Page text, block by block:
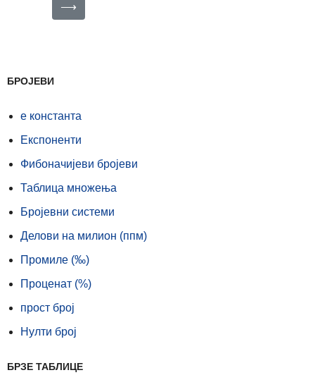
⟶
БРОЈЕВИ
е константа
Експоненти
Фибоначијеви бројеви
Таблица множења
Бројевни системи
Делови на милион (ппм)
Промиле (‰)
Проценат (%)
прост број
Нулти број
БРЗЕ ТАБЛИЦЕ